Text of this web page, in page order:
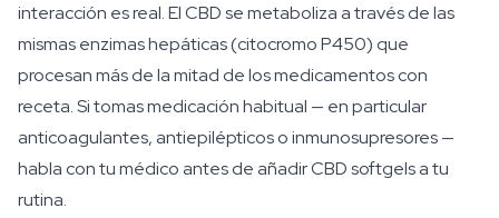
interacción es real. El CBD se metaboliza a través de las
mismas enzimas hepáticas (citocromo P450) que
procesan más de la mitad de los medicamentos con
receta. Si tomas medicación habitual — en particular
anticoagulantes, antiepilépticos o inmunosupresores —
habla con tu médico antes de añadir CBD softgels a tu
rutina.